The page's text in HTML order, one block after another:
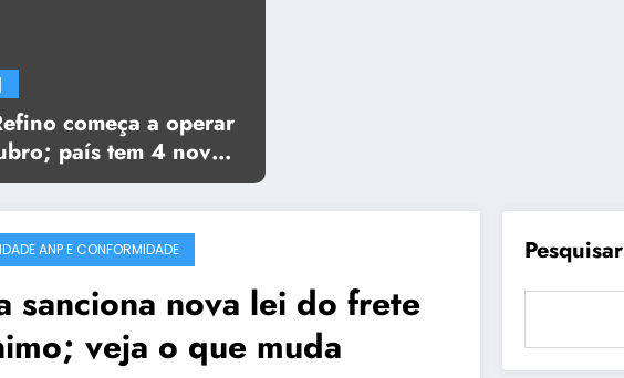
começa a operar
país tem 4 novos
ANP E CONFORMIDADE
sanciona nova lei do frete
veja o que muda
Pesquisar